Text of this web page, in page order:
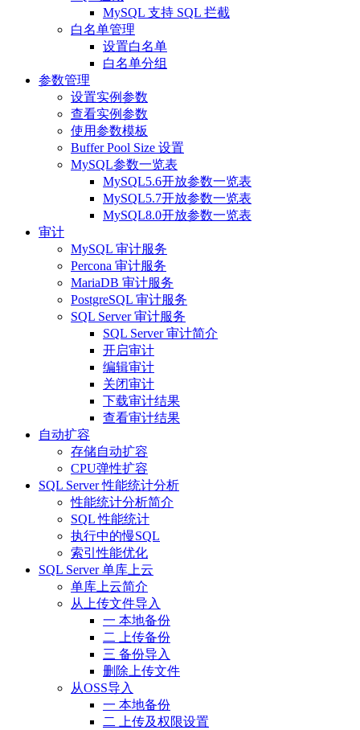
MySQL 支持 SQL 拦截
白名单管理
设置白名单
白名单分组
参数管理
设置实例参数
查看实例参数
使用参数模板
Buffer Pool Size 设置
MySQL参数一览表
MySQL5.6开放参数一览表
MySQL5.7开放参数一览表
MySQL8.0开放参数一览表
审计
MySQL 审计服务
Percona 审计服务
MariaDB 审计服务
PostgreSQL 审计服务
SQL Server 审计服务
SQL Server 审计简介
开启审计
编辑审计
关闭审计
下载审计结果
查看审计结果
自动扩容
存储自动扩容
CPU弹性扩容
SQL Server 性能统计分析
性能统计分析简介
SQL 性能统计
执行中的慢SQL
索引性能优化
SQL Server 单库上云
单库上云简介
从上传文件导入
一 本地备份
二 上传备份
三 备份导入
删除上传文件
从OSS导入
一 本地备份
二 上传及权限设置